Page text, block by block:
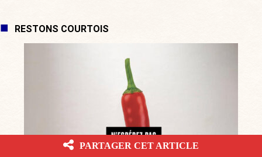
RESTONS COURTOIS
PARTAGER CET ARTICLE